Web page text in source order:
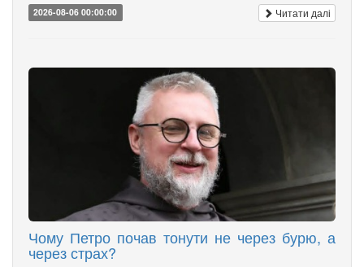
2026-08-06 00:00:00 Читати далі
Чому Петро почав тонути не через бурю, а
через страх?